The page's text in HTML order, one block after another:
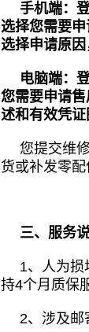
手机端：
选择您需要
选择申请原因
电脑端：
您需要申请
述和有效凭证
您提交维
货或补发零
三、服务
1、人为损
持4个月质保
2、涉及邮